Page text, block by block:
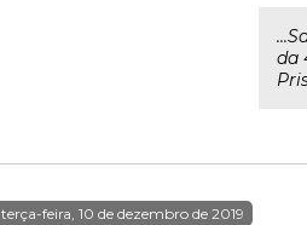
da
terça-feira, 10 de dezembro de 2019